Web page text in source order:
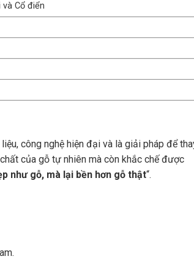
Cổ điển
công nghệ hiện đại và là giải pháp để
của gỗ tự nhiên mà còn khắc chế được
như gỗ, mà lại bền hơn gỗ thật“.